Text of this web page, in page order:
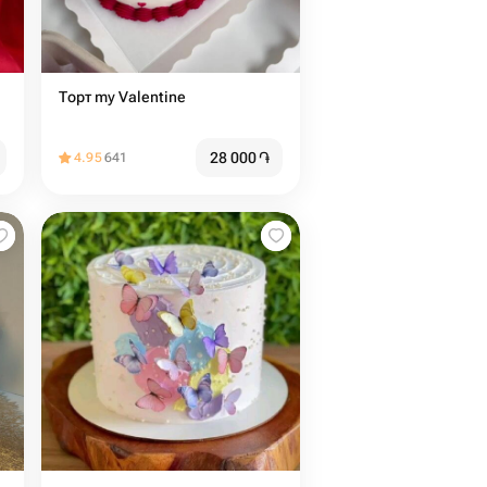
Торт my Valentine
4.95641 28 000֏